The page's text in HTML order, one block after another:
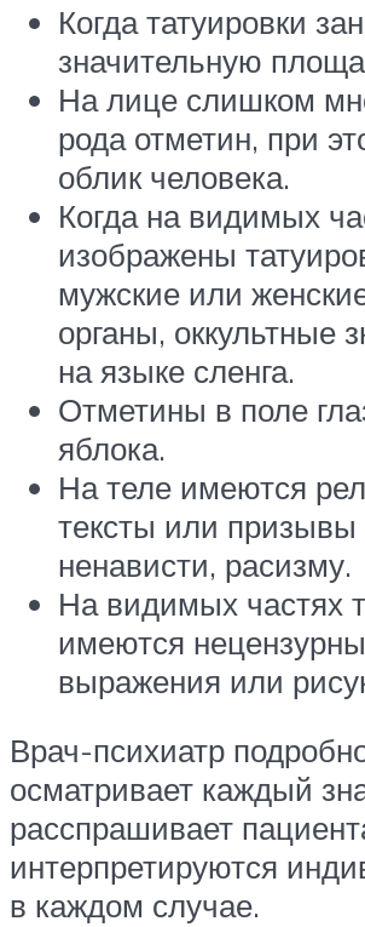
Когда татуировки
значительную
На лице слишком
рода отметин, при
облик человека.
Когда на видимых
изображены
мужские или
органы, оккультные
на языке сленга.
Отметины в поле
яблока.
На теле имеются
тексты или призывы
ненависти, расизму.
На видимых частях
имеются
выражения или
Врач-психиатр
осматривает каждый
расспрашивает
интерпретируются
в каждом случае.